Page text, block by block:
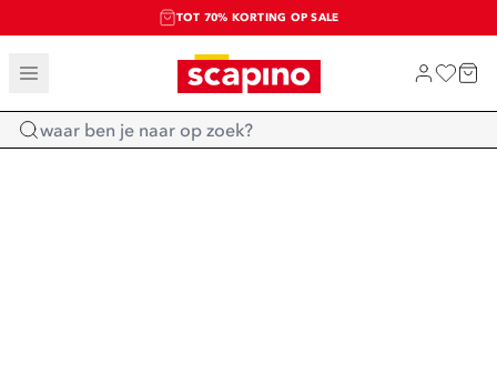
TOT 70% KORTING OP SALE
SALE: LAATSTE KANS!
SHOP NIEUW
Home